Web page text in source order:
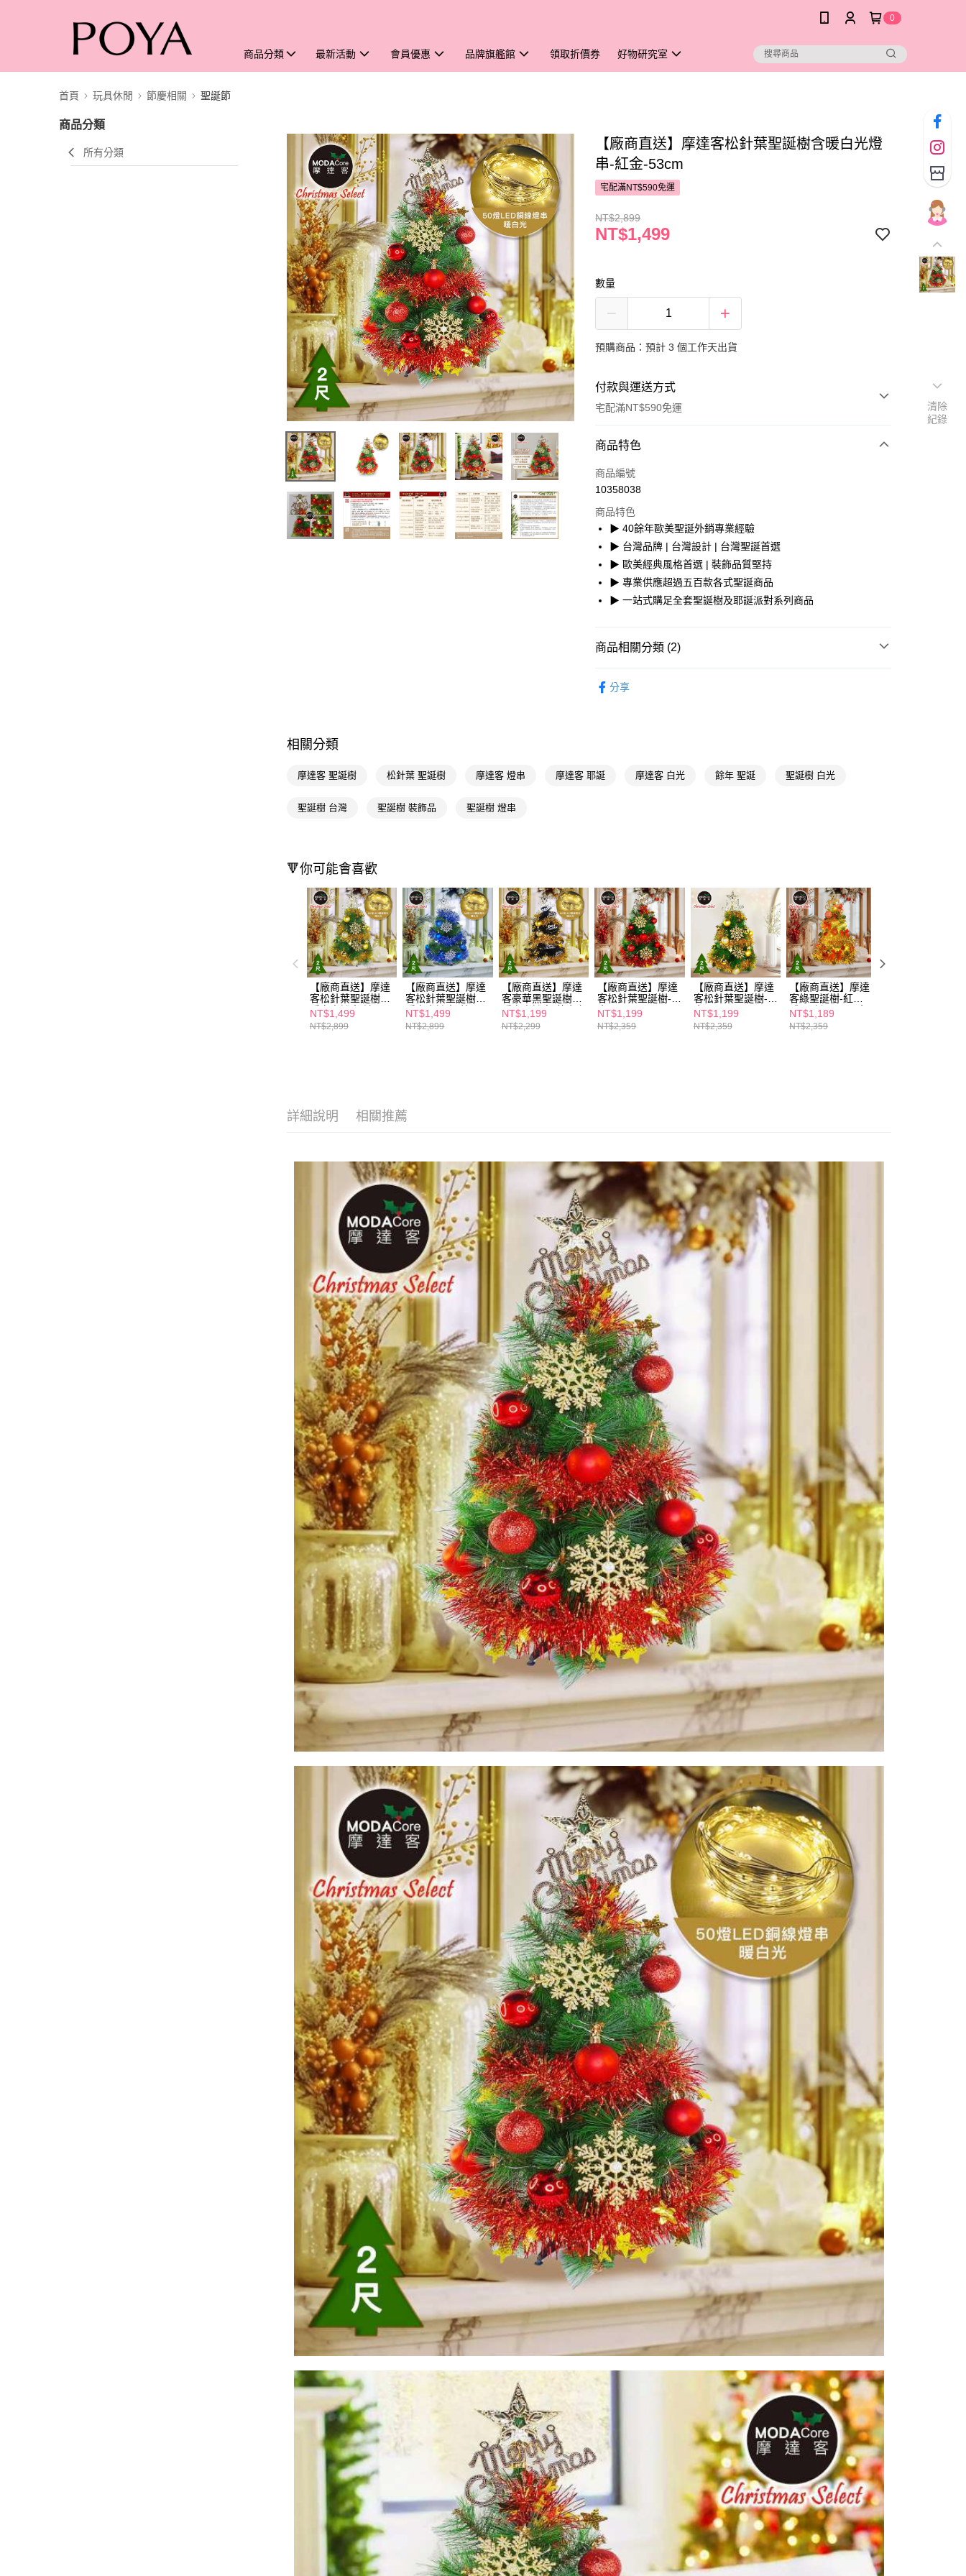
0
商品分類 最新活動 會員優惠 品牌旗艦館 領取折價券 好物研究室
首頁 玩具休閒 節慶相關 聖誕節
商品分類
所有分類
【廠商直送】摩達客松針葉聖誕樹含暖白光燈
串-紅金-53cm
宅配滿NT$590免運
NT$2,899
NT$1,499
數量
預購商品：預計 3 個工作天出貨
付款與運送方式
宅配滿NT$590免運
付款方式
POYA支付
LINE Pay
Apple Pay
街口支付
悠遊付
【關於「AFTEE先享後付」】
【「AFTEE先享後付」結帳流程】
※ 交易是否成功請以「AFTEE先享後付 」之結帳頁面顯示為準，若有關於
是否繳費成功／繳費後需取消欲退款等相關疑問，請聯繫「AFTEE先享後
付客戶支援中心」
https://netprotections.freshdesk.com/support/home
【注意事項】
１．透過由恩沛科技股份有限公司提供之「AFTEE先享後付」服務完成之
交易，需依本服務之必要範圍內提供個人資料，並將交易相關給付款項請
求債權轉讓予恩沛科技股份有限公司。
２．關於個人資料處理事宜，請瀏覽以下網址：
https://aftee.tw/terms/#terms3
３．未成年的使用者請事先徵得法定代理人或監護人之同意方可使用
商品特色
商品編號
10358038
商品特色
▶ 40餘年歐美聖誕外銷專業經驗
▶ 台灣品牌 | 台灣設計 | 台灣聖誕首選
▶ 歐美經典風格首選 | 裝飾品質堅持
▶ 專業供應超過五百款各式聖誕商品
▶ 一站式購足全套聖誕樹及耶誕派對系列商品
商品相關分類 (2)
分享
相關分類
摩達客 聖誕樹 松針葉 聖誕樹 摩達客 燈串 摩達客 耶誕 摩達客 白光 餘年 聖誕 聖誕樹 白光
聖誕樹 台灣 聖誕樹 裝飾品 聖誕樹 燈串
🔻你可能會喜歡
【廠商直送】摩達
客松針葉聖誕樹含
暖白光燈串-流
金-53cm
NT$1,499
NT$2,899
【廠商直送】摩達
客松針葉聖誕樹含
暖白光燈串-藍
銀-53cm
NT$1,499
NT$2,899
【廠商直送】摩達
客豪華黑聖誕樹含
暖白光燈串-黃金之
夜-53cm
NT$1,199
NT$2,299
【廠商直送】摩達
客松針葉聖誕樹-紅
金-53cm
NT$1,199
NT$2,359
【廠商直送】摩達
客松針葉聖誕樹-流
金-53cm
NT$1,199
NT$2,359
【廠商直送】摩達
客綠聖誕樹-紅
球-50燈-60cm(含
豐盛木質彩繪紅球
金彩系飾品組+50
NT$1,189
NT$2,359
詳細說明 相關推薦
清除
紀錄